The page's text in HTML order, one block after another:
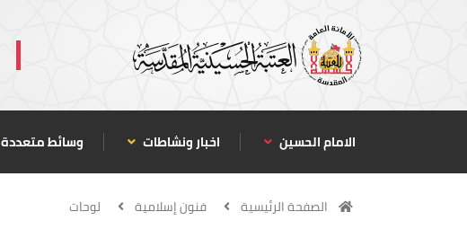
الامام الحسين اخبار ونشاطات وسائط متعددة
الصفحة الرئيسية فنون إسلامية لوحات